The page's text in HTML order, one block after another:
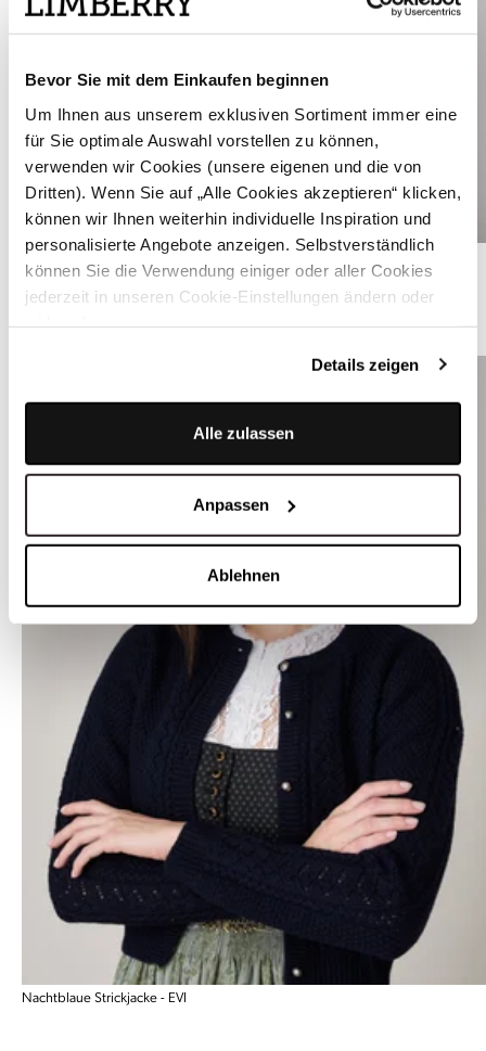
Bevor Sie mit dem Einkaufen beginnen
Um Ihnen aus unserem exklusiven Sortiment immer eine
für Sie optimale Auswahl vorstellen zu können,
verwenden wir Cookies (unsere eigenen und die von
Dritten). Wenn Sie auf „Alle Cookies akzeptieren“ klicken,
können wir Ihnen weiterhin individuelle Inspiration und
personalisierte Angebote anzeigen. Selbstverständlich
können Sie die Verwendung einiger oder aller Cookies
jederzeit in unseren Cookie-Einstellungen ändern oder
Details zeigen
Alle zulassen
Anpassen
Ablehnen
Rosa-farbenes Dirndl - ANNELIE ROSE PEARL
ÄHNLICHE STYLES
Nachtblaue Strickjacke - EVI